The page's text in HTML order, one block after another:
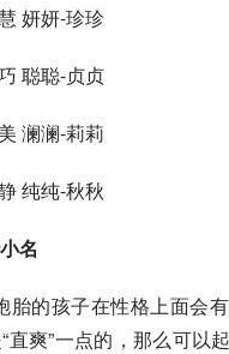
妍妍-珍珍
聪聪-贞贞
澜澜-莉莉
纯纯-秋秋
名
胎的孩子在性格上面会
直爽”一点的，那么可以